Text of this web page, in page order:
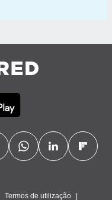
Termos de utilização